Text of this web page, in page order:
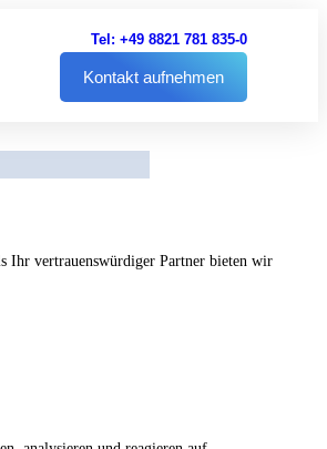
Tel: +49 8821 781 835-0
Kontakt aufnehmen
Ihr vertrauenswürdiger Partner bieten wir